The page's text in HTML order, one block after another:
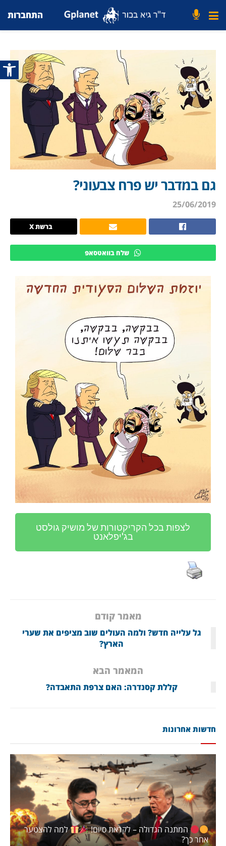
פתח
התחברות
גם במדבר יש פרח צבעוני?
25/06/2019
ברשת X
שלח בוואטסאפ
לצפות בכל הקריקטורות של מושיק גולסט
בג'יפלאנט
מאמר קודם
גל עלייה חדש? ולמה העולים שוב מציפים את שערי
הארץ?
המאמר הבא
קללת קסנדרה: האם צרפת התאבדה?
חדשות אחרונות
המתנה הגדולה – לקראת סיום!
למה להצטער
אחר כך?